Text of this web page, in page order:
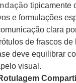
tipicamente
e formulações
clara
de frascos
deve equilibrar
visual.